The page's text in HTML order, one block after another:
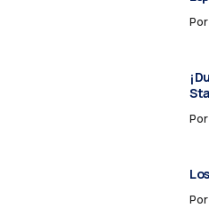
Por
Por
Por